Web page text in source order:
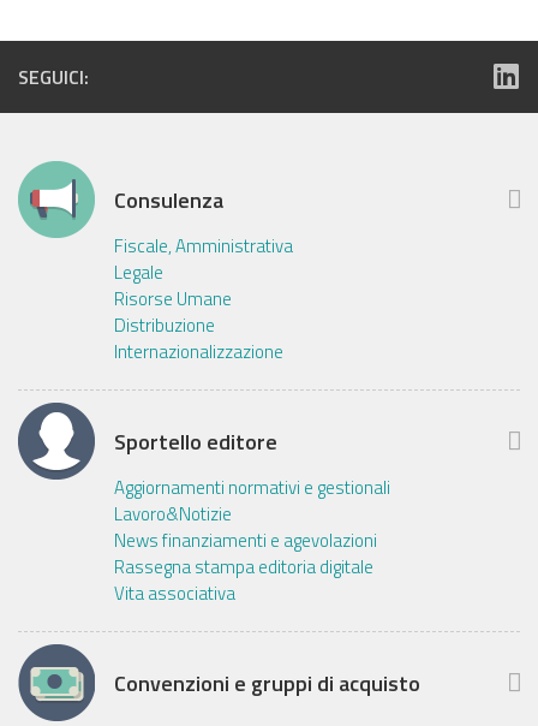
SEGUICI:
Consulenza
Fiscale, Amministrativa
Legale
Risorse Umane
Distribuzione
Internazionalizzazione
Sportello editore
Aggiornamenti normativi e gestionali
Lavoro&Notizie
News finanziamenti e agevolazioni
Rassegna stampa editoria digitale
Vita associativa
Convenzioni e gruppi di acquisto